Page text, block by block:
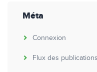
Méta
Connexion
Flux des publications